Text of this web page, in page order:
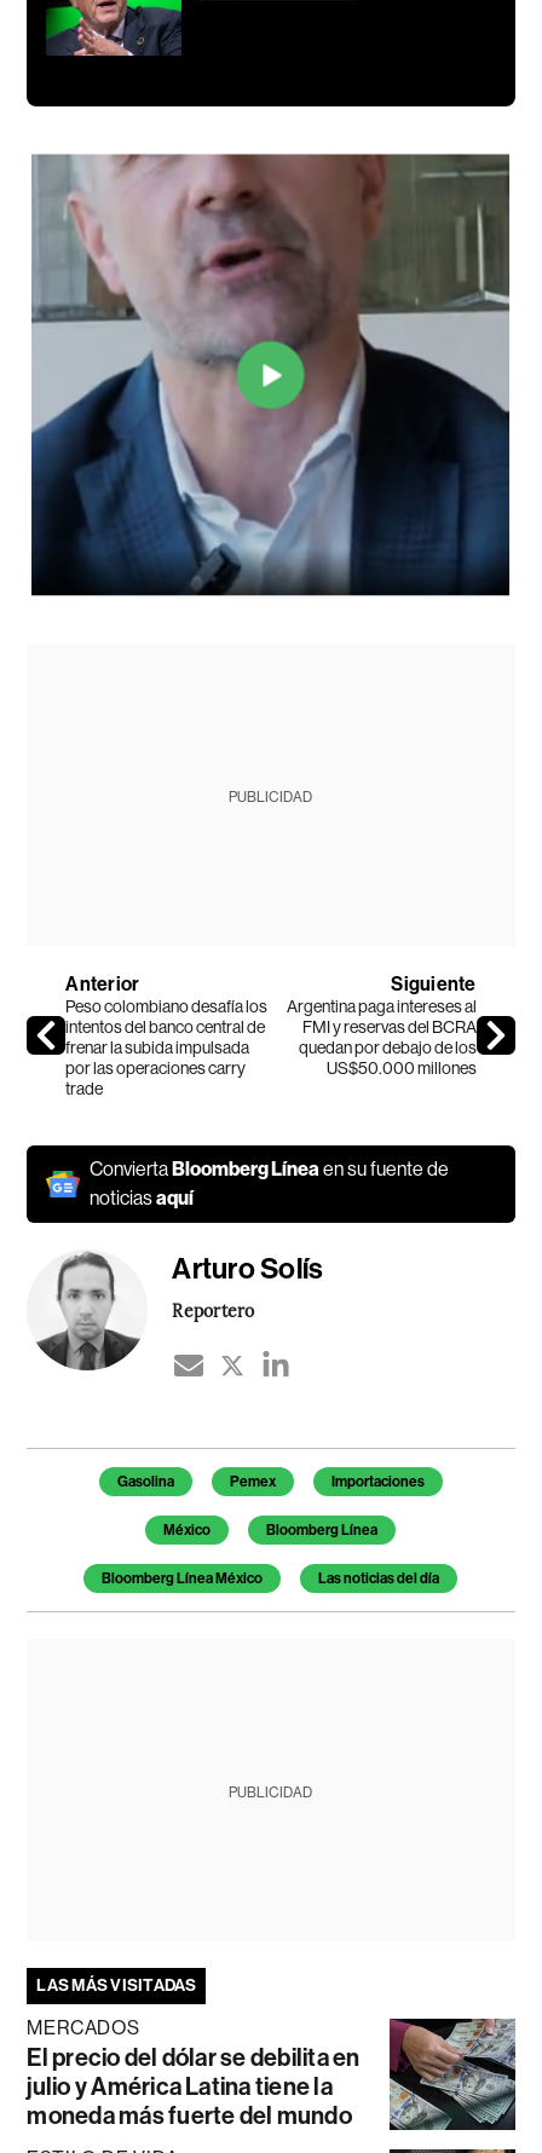
PUBLICIDAD
Anterior
Peso colombiano desafía los
intentos del banco central de
frenar la subida impulsada
por las operaciones carry
trade
Siguiente
Argentina paga intereses al
FMI y reservas del BCRA
quedan por debajo de los
US$50.000 millones
ConviertaBloomberg Líneaen su fuente de
noticiasaquí
Arturo Solís
Reportero
Temas de este artículo
Gasolina Pemex Importaciones
México Bloomberg Línea
Bloomberg Línea México Las noticias del día
PUBLICIDAD
LAS MÁS VISITADAS
MERCADOS
El precio del dólar se debilita en
julio y América Latina tiene la
moneda más fuerte del mundo